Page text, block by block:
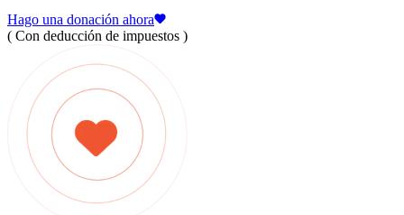
Hago una donación ahora
( Con deducción de impuestos )